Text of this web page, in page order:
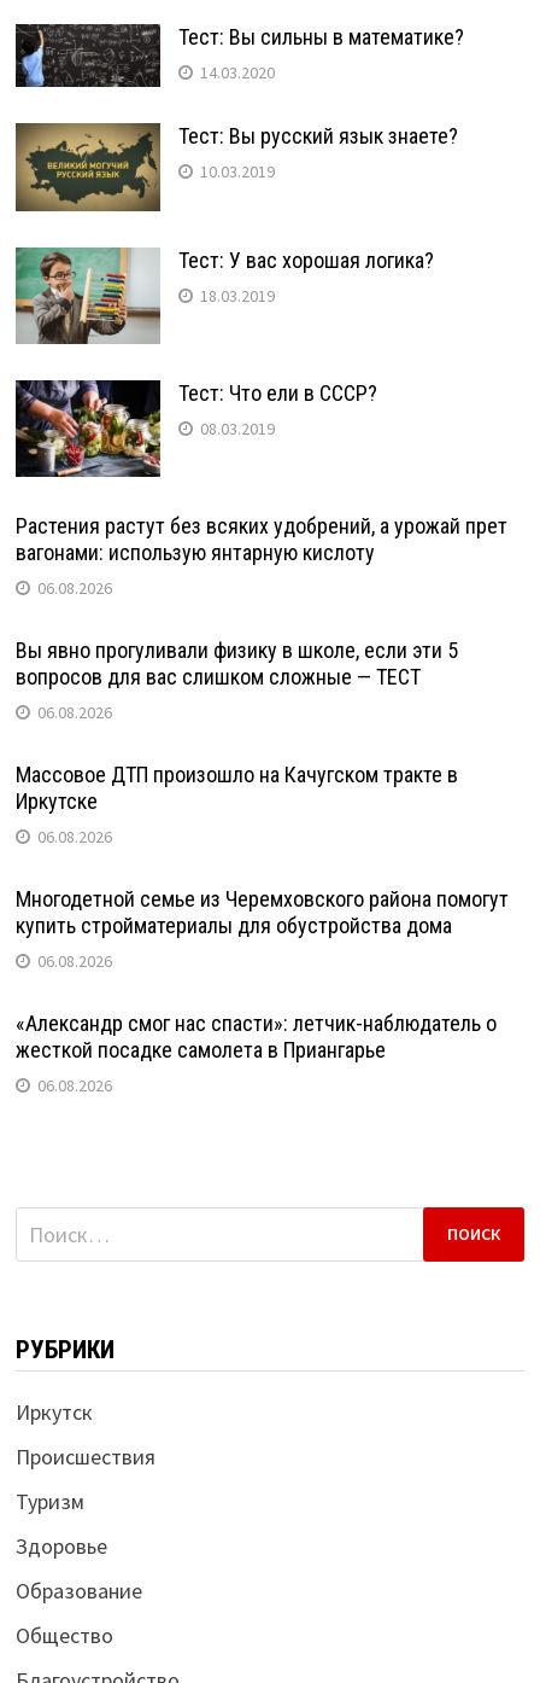
Тест: Вы сильны в математике?
14.03.2020
Тест: Вы русский язык знаете?
10.03.2019
Тест: У вас хорошая логика?
18.03.2019
Тест: Что ели в СССР?
08.03.2019
Растения растут без всяких удобрений, а урожай прет
вагонами: использую янтарную кислоту
06.08.2026
Вы явно прогуливали физику в школе, если эти 5
вопросов для вас слишком сложные — ТЕСТ
06.08.2026
Массовое ДТП произошло на Качугском тракте в
Иркутске
06.08.2026
Многодетной семье из Черемховского района помогут
купить стройматериалы для обустройства дома
06.08.2026
«Александр смог нас спасти»: летчик-наблюдатель о
жесткой посадке самолета в Приангарье
06.08.2026
Найти:
РУБРИКИ
Иркутск
Происшествия
Туризм
Здоровье
Образование
Общество